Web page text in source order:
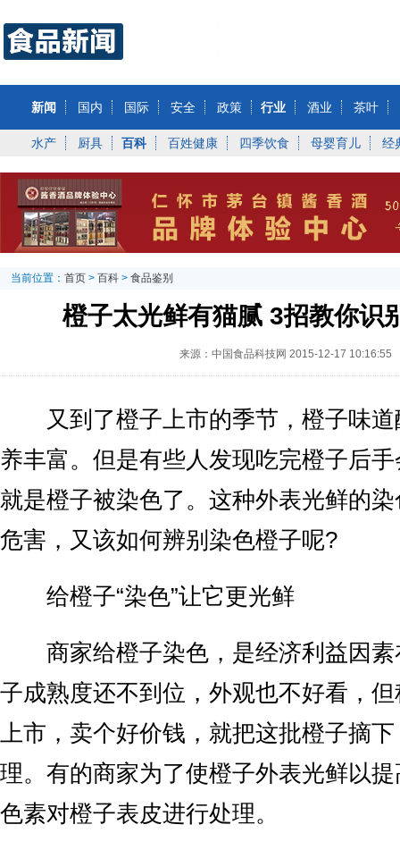
新闻 国内 国际 安全 政策 行业 酒业 茶叶
水产 厨具 百科 百姓健康 四季饮食 母婴育儿 经
当前位置： 首页 > 百科 > 食品鉴别
橙子太光鲜有猫腻 3招教你识
来源：中国食品科技网 2015-12-17 10:16:55
又到了橙子上市的季节，橙子味道
养丰富。但是有些人发现吃完橙子后
就是橙子被染色了。这种外表光鲜的
危害，又该如何辨别染色橙子呢?
给橙子“染色”让它更光鲜
商家给橙子染色，是经济利益因素
子成熟度还不到位，外观也不好看，
上市，卖个好价钱，就把这批橙子摘
理。有的商家为了使橙子外表光鲜以
色素对橙子表皮进行处理。